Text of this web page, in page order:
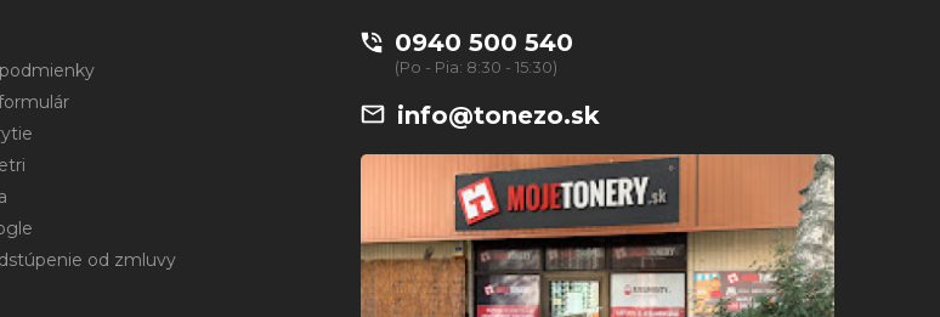
od zmluvy
0940 500 540
(Po - Pia: 8:30 - 15:30)
info@tonezo.sk